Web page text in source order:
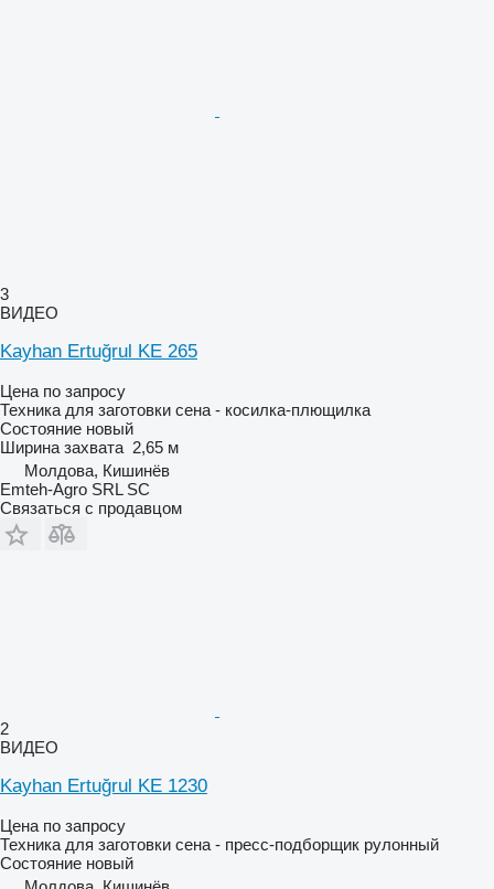
3
ВИДЕО
Kayhan Ertuğrul KE 265
Цена по запросу
Техника для заготовки сена - косилка-плющилка
Состояние новый
Ширина захвата 2,65 м
Молдова, Кишинёв
Emteh-Agro SRL SC
Связаться с продавцом
2
ВИДЕО
Kayhan Ertuğrul KE 1230
Цена по запросу
Техника для заготовки сена - пресс-подборщик рулонный
Состояние новый